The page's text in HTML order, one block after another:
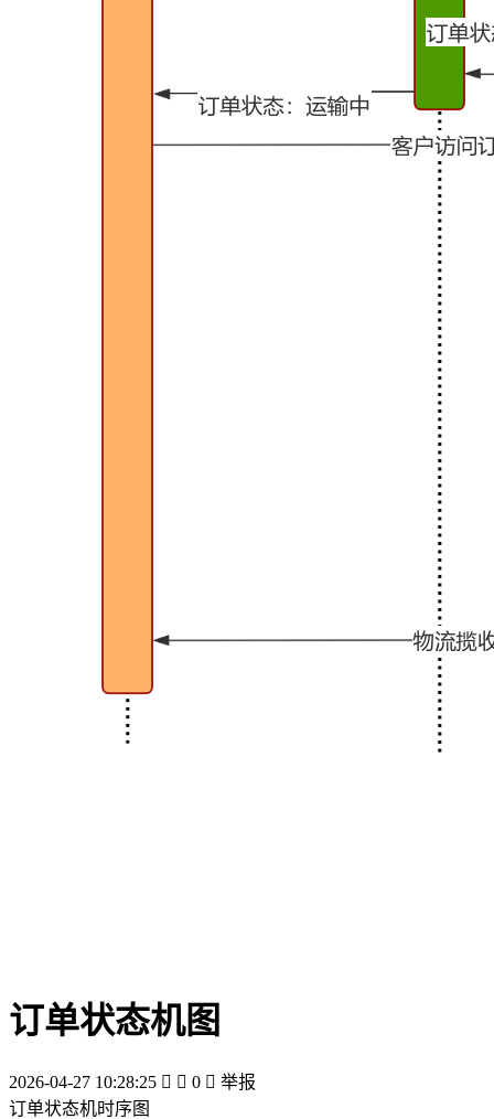
订单状态机图
2026-04-27 10:28:25   0  举报
订单状态机时序图